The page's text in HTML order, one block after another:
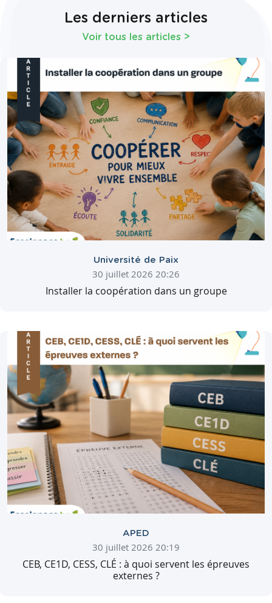
Les derniers articles
Voir tous les articles >
Université de Paix
30 juillet 2026 20:26
Installer la coopération dans un groupe
APED
30 juillet 2026 20:19
CEB, CE1D, CESS, CLÉ : à quoi servent les épreuves
externes ?